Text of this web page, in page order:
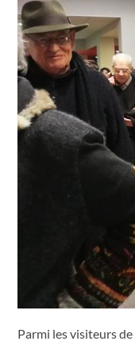
Parmi les visiteurs